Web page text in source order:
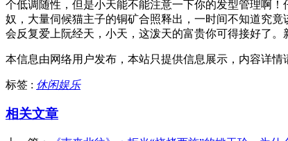
个低调随性，但是小天能不能注意一下你的发型管理啊
奴，大量伺候猫主子的铜矿合照释出，一时间不知道究
会反复爱上阮经天，小天，这泼天的富贵你可得接好了。
本信息由网络用户发布， 本站只提供信息展示，内容详情
标签 : 休闲娱乐
相关文章